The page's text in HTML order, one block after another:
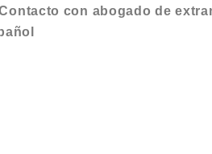
con abogado de